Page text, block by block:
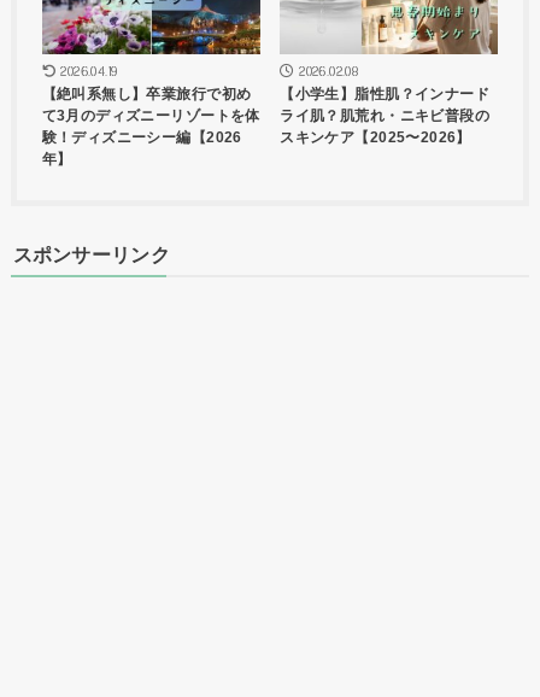
2026.04.19
【絶叫系無し】卒業旅行で初め
て3月のディズニーリゾートを体
験！ディズニーシー編【2026
年】
2026.02.08
【小学生】脂性肌？インナード
ライ肌？肌荒れ・ニキビ普段の
スキンケア【2025〜2026】
スポンサーリンク